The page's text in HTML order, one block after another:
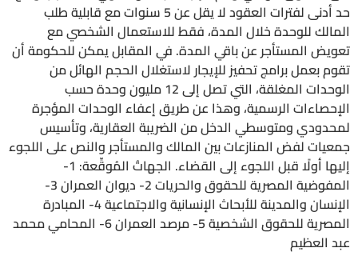
حد أدنى لفترات العقود لا يقل عن 5 سنوات مع قابلية طلب
المالك للوحدة خلال المدة، فقط للاستعمال الشخصي مع
تعويض المستأجر عن باقي المدة. في المقابل يمكن للحكومة أن
تقوم بعمل برامج تحفيز للإيجار لاستغلال الحجم الهائل من
الوحدات المغلقة، التي تصل إلى 12 مليون وحدة حسب
الإحصاءات الرسمية، وهذا عن طريق إعفاء الوحدات المؤجرة
لمحدودي ومتوسطي الدخل من الضريبة العقارية، وتأسيس
جمعيات لفض المنازعات بين المالك والمستأجر والنص على اللجوء
إليها أولًا قبل اللجوء إلى القضاء. الجهاتُ المُوقِّعة: 1-
المفوضية المصرية للحقوق والحريات 2- ديوان العمران 3-
الإنسان والمدينة للأبحاث الإنسانية والاجتماعية 4- المبادرة
المصرية للحقوق الشخصية 5- مرصد العمران 6- المحامي محمد
عبد العظيم